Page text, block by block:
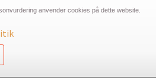
i VPP
anvender cookies på dette website.